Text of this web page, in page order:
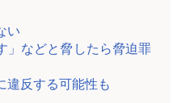
い
」などと脅したら脅迫罪
違反する可能性も